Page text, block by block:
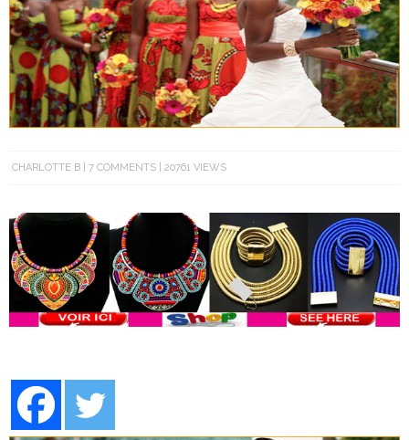
CHARLOTTE B 7 COMMENTS 20761 VIEWS